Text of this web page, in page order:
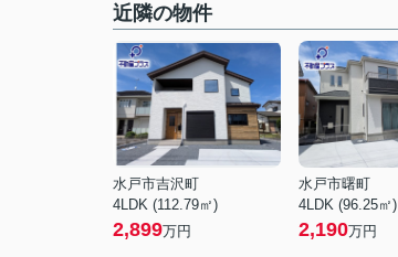
近隣の物件
水戸市吉沢町
4LDK (112.79㎡)
2,899万円
水戸市曙町
4LDK (96.25㎡)
2,190万円